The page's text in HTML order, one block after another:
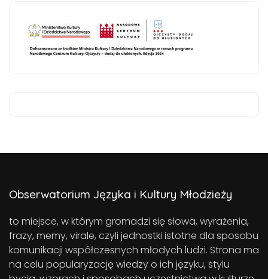
Obserwatorium Języka i Kultury Młodzieży
to miejsce, w którym gromadzi się słowa, wyrażenia,
frazy, memy, virale, czyli jednostki istotne dla sposobu
komunikacji współczesnych młodych ludzi. Strona ma
na celu popularyzację wiedzy o ich języku, stylu